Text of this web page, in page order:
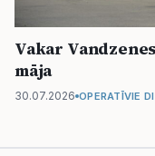
Vakar
māja
30.07.2026 OPERATĪVIE